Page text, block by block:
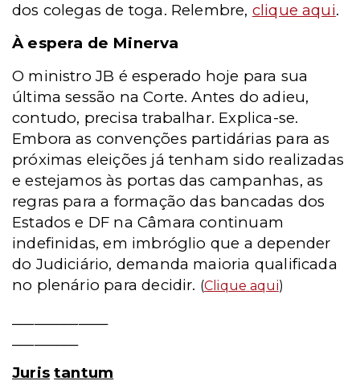
dos colegas de toga. Relembre, clique aqui.
À espera de Minerva
O ministro JB é esperado hoje para sua
última sessão na Corte. Antes do adieu,
contudo, precisa trabalhar. Explica-se.
Embora as convenções partidárias para as
próximas eleições já tenham sido realizadas
e estejamos às portas das campanhas, as
regras para a formação das bancadas dos
Estados e DF na Câmara continuam
indefinidas, em imbróglio que a depender
do Judiciário, demanda maioria qualificada
no plenário para decidir. (Clique aqui)
Juris tantum